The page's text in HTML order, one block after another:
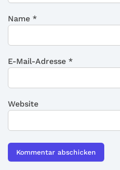
Name *
E-Mail-Adresse *
Website